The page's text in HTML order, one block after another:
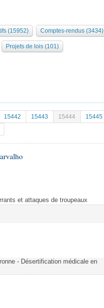
(15952) Comptes-rendus (3434)
Projets de lois (101)
15442 15443 15444
15445
et attaques de troupeaux
- Désertification médicale en